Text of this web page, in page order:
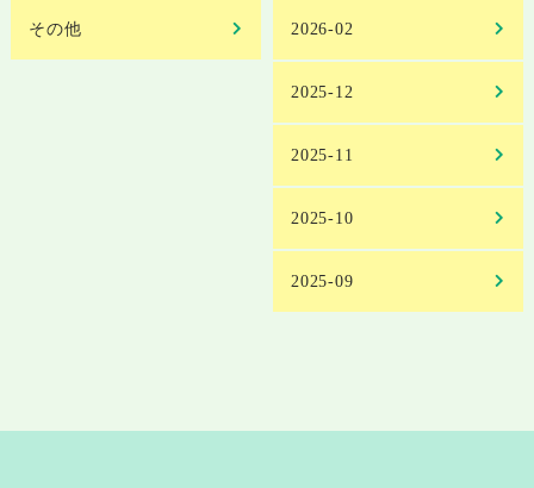
その他 2026-02
2025-12
2025-11
2025-10
2025-09